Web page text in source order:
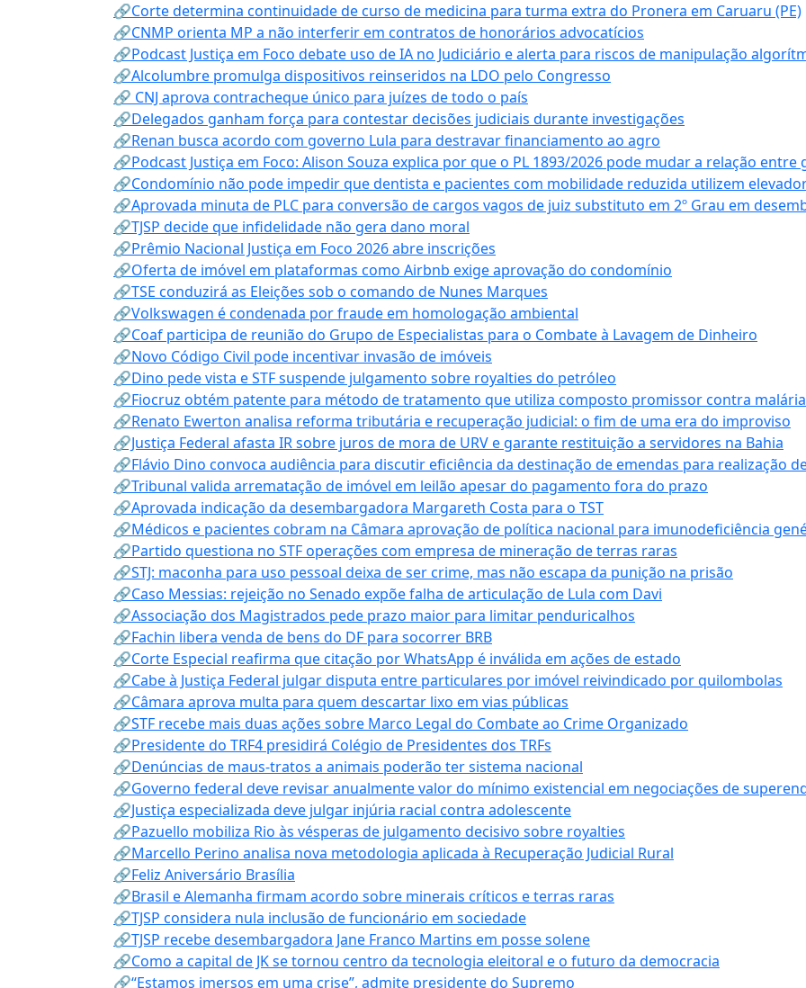
🔗Corte determina continuidade de curso de medicina para turma extra do Pronera em Caruaru (PE)
🔗CNMP orienta MP a não interferir em contratos de honorários advocatícios
🔗Podcast Justiça em Foco debate uso de IA no Judiciário e alerta para riscos de manipulação
🔗Alcolumbre promulga dispositivos reinseridos na LDO pelo Congresso
🔗 CNJ aprova contracheque único para juízes de todo o país
🔗Delegados ganham força para contestar decisões judiciais durante investigações
🔗Renan busca acordo com governo Lula para destravar financiamento ao agro
🔗Podcast Justiça em Foco: Alison Souza explica por que o PL 1893/2026 pode mudar a relação
🔗Condomínio não pode impedir que dentista e pacientes com mobilidade reduzida utilizem
🔗Aprovada minuta de PLC para conversão de cargos vagos de juiz substituto em 2º Grau em
🔗TJSP decide que infidelidade não gera dano moral
🔗Prêmio Nacional Justiça em Foco 2026 abre inscrições
🔗Oferta de imóvel em plataformas como Airbnb exige aprovação do condomínio
🔗TSE conduzirá as Eleições sob o comando de Nunes Marques
🔗Volkswagen é condenada por fraude em homologação ambiental
🔗Coaf participa de reunião do Grupo de Especialistas para o Combate à Lavagem de Dinheiro
🔗Novo Código Civil pode incentivar invasão de imóveis
🔗Dino pede vista e STF suspende julgamento sobre royalties do petróleo
🔗Fiocruz obtém patente para método de tratamento que utiliza composto promissor contra
🔗Renato Ewerton analisa reforma tributária e recuperação judicial: o fim de uma era do improviso
🔗Justiça Federal afasta IR sobre juros de mora de URV e garante restituição a servidores na Bahia
🔗Flávio Dino convoca audiência para discutir eficiência da destinação de emendas para realização
🔗Tribunal valida arrematação de imóvel em leilão apesar do pagamento fora do prazo
🔗Aprovada indicação da desembargadora Margareth Costa para o TST
🔗Médicos e pacientes cobram na Câmara aprovação de política nacional para imunodeficiência
🔗Partido questiona no STF operações com empresa de mineração de terras raras
🔗STJ: maconha para uso pessoal deixa de ser crime, mas não escapa da punição na prisão
🔗Caso Messias: rejeição no Senado expõe falha de articulação de Lula com Davi
🔗Associação dos Magistrados pede prazo maior para limitar penduricalhos
🔗Fachin libera venda de bens do DF para socorrer BRB
🔗Corte Especial reafirma que citação por WhatsApp é inválida em ações de estado
🔗Cabe à Justiça Federal julgar disputa entre particulares por imóvel reivindicado por quilombolas
🔗Câmara aprova multa para quem descartar lixo em vias públicas
🔗STF recebe mais duas ações sobre Marco Legal do Combate ao Crime Organizado
🔗Presidente do TRF4 presidirá Colégio de Presidentes dos TRFs
🔗Denúncias de maus-tratos a animais poderão ter sistema nacional
🔗Governo federal deve revisar anualmente valor do mínimo existencial em negociações de
🔗Justiça especializada deve julgar injúria racial contra adolescente
🔗Pazuello mobiliza Rio às vésperas de julgamento decisivo sobre royalties
🔗Marcello Perino analisa nova metodologia aplicada à Recuperação Judicial Rural
🔗Feliz Aniversário Brasília
🔗Brasil e Alemanha firmam acordo sobre minerais críticos e terras raras
🔗TJSP considera nula inclusão de funcionário em sociedade
🔗TJSP recebe desembargadora Jane Franco Martins em posse solene
🔗Como a capital de JK se tornou centro da tecnologia eleitoral e o futuro da democracia
🔗“Estamos imersos em uma crise”, admite presidente do Supremo